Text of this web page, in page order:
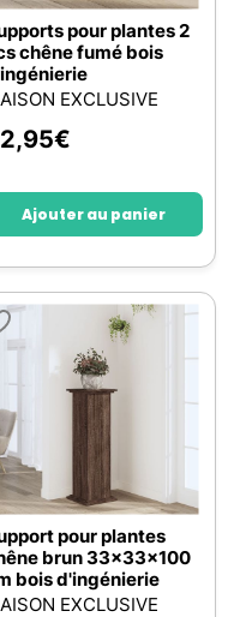
pour plantes 2
chêne fumé bois
EXCLUSIVE
€
Ajouter au panier
pour plantes
brun 33x33x100
bois d'ingénierie
EXCLUSIVE